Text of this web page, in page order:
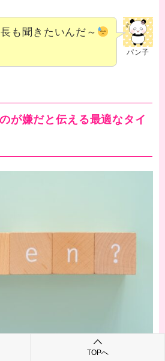
パン子
も聞きたいんだ～
が嫌だと伝える最適なタイ
TOPへ